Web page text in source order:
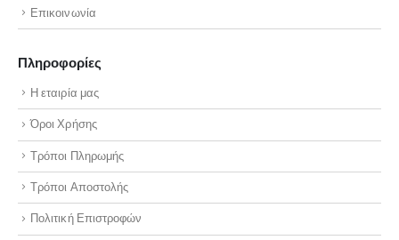
Επικοινωνία
Πληροφορίες
Η εταιρία μας
Όροι Χρήσης
Τρόποι Πληρωμής
Τρόποι Αποστολής
Πολιτική Επιστροφών